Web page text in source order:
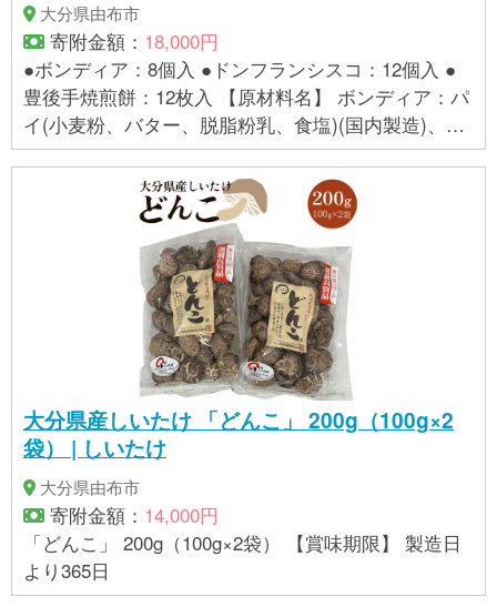
大分県由布市
寄附金額： 18,000円
●ボンディア：8個入 ●ドンフランシスコ：12個入 ●
豊後手焼煎餅：12枚入 【原材料名】 ボンディア：パ
イ(小麦粉、バター、脱脂粉乳、食塩)(国内製造)、砂
糖、白いんげん豆、小豆、くるみ、水飴、クリー
ム、小麦粉、乳等を主要原料とする食品、全卵、加
糖卵黄、食塩/トレハロース、乳化剤、香料、メタリ
ン酸Na、pH調整剤、ポリリン酸Na、(一部に卵・乳
成分・小麦・くるみ・大豆を含む) ドンフランシスコ
（ブルーベリー）：ブルーベリージャム(水飴、ぶど
う糖、砂糖、ブルーベリー、その他)(国内製造)、小
麦粉、砂糖、全卵、マーガリン、アーモンドプード
ル、水飴、卵白、アーモンド加工品、ショートニン
グ、バター、杏仁加工品、脱脂粉乳、澱粉、転化
糖、牛乳、植物油脂、洋酒／酸味料、ゲル化剤(増粘
多糖類)、トレハロース、加工澱粉、香料、膨脹剤、
着色料(アントシアニン、カロチン、カラメル)、乳化
剤、リン酸Ca、酒精、酸化防止剤(V.E)、(一部に卵・
乳成分・小麦・アーモンド・大豆を含む) ドンフラン
シスコ（リンゴ）：りんごジャム(糖類(水飴、砂
糖)、りんご、シナモン)(国内製造)、小麦粉、砂糖、
大分県産しいたけ 「どんこ」 200g（100g×2
袋） | しいたけ
大分県由布市
寄附金額： 14,000円
「どんこ」 200g（100g×2袋） 【賞味期限】 製造日
より365日